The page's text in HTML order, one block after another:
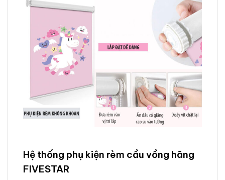
Hệ thống phụ kiện rèm cầu vồng hãng
FIVESTAR